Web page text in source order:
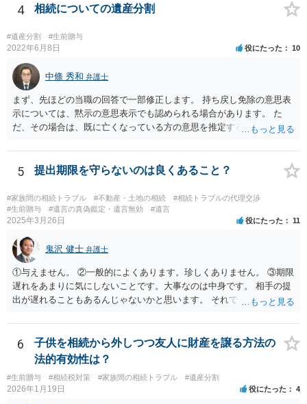
がしますね。
4 相続についての遺産分割
#遺産分割 #生前贈与
2022年6月8日 役にたった 10
中條 秀和 弁護士
まず、先ほどの当職の回答で一部修正します。 持ち戻し免除の意思表
示については、黙示の意思表示でも認められる場合があります。 た
だ、その場合は、既に亡くなっている方の意思を推定することになり
持ち戻し免除の意思表示は書面で明確にしておいていただくべきとい
う結論は変わりません。 誤解を与えるような回答でした。失礼しまし
た。 文言については、「〇〇に対する生前贈与による特別受益の持ち
戻しをすべて免除する」というのがオーソドックスなものですが、ご
心配ならば、弁護士のところに行って、特別受益となりそうな贈与に
ついて説明した上で、適切な文言についてご相談してみてはいかがで
しょうか。
5 提出期限を守らないのは良くあること？
#家族間の相続トラブル #不動産・土地の相続
#相続トラブルの代理交渉
#生前贈与
#遺言の真偽鑑定・遺言無効 #遺言
2025年3月26日 役にたった 11
鬼沢 健士 弁護士
①与えません。 ②一般的によくあります。珍しくありません。 ③期限
遅れをあまりに気にしないことです。大事なのは中身です。 相手の提
出が遅れることもあるんじゃないかと思います。 それでもあなた有利
6
子供を相続から外しつつ友人に財産を譲る方法の
法的有効性は？
#生前贈与 #相続税対策 #家族間の相続トラブル #遺産分割
2026年1月19日 役にたった 4